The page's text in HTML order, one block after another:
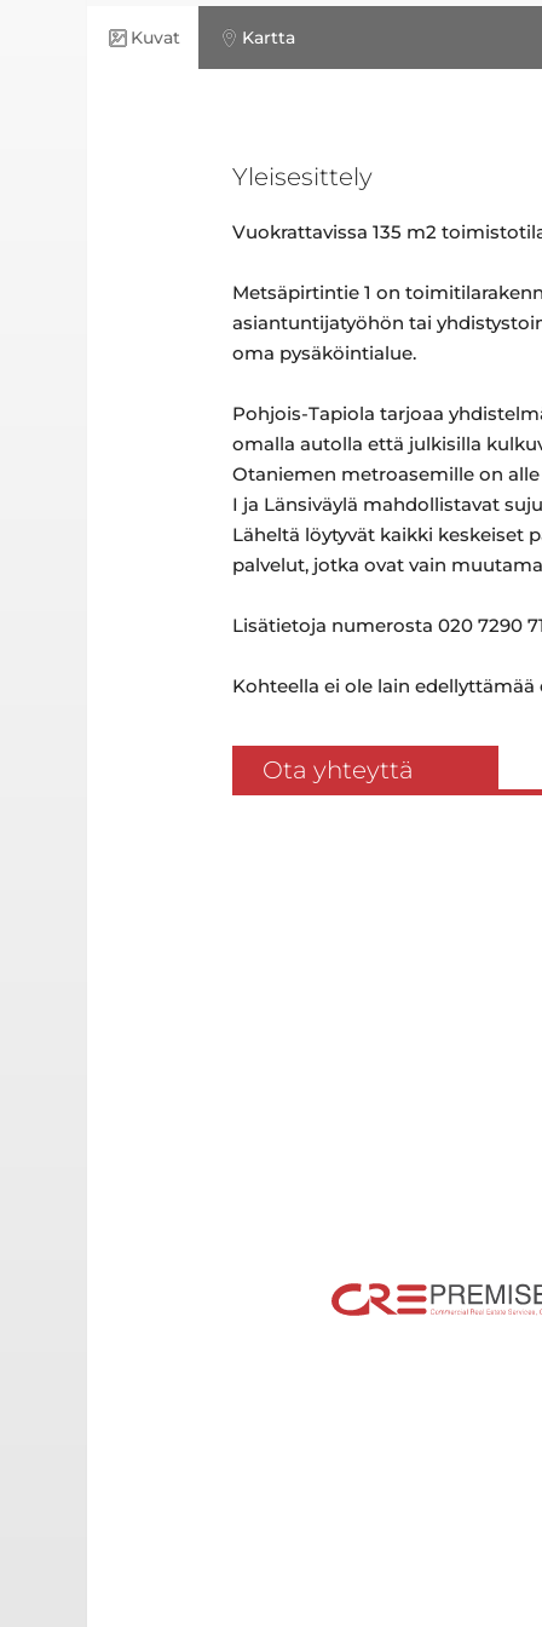
Kuvat Kartta
Yleisesittely
Vuokrattavissa 135 m2
Metsäpirtintie 1 on
asiantuntijatyöhön tai
oma pysäköintialue.
Pohjois-Tapiola tarjoaa
omalla autolla että julkisilla
Otaniemen metroasemille on
I ja Länsiväylä mahdollistavat
Läheltä löytyvät kaikki keskeiset
palvelut, jotka ovat vain
Lisätietoja numerosta 020 7290
Kohteella ei ole lain
Ota yhteyttä